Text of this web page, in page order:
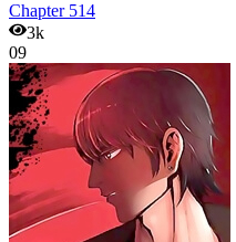
Chapter 514
3k
09